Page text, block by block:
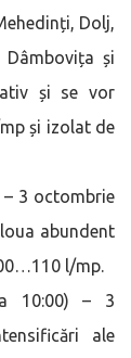
Dolj,
Dâmbovița și
și se vor
și izolat de
– 3 octombrie
abundent
l/mp.
10:00) – 3
ale